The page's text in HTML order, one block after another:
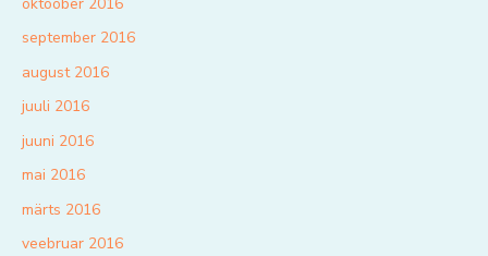
september 2016
august 2016
juuli 2016
juuni 2016
mai 2016
märts 2016
veebruar 2016